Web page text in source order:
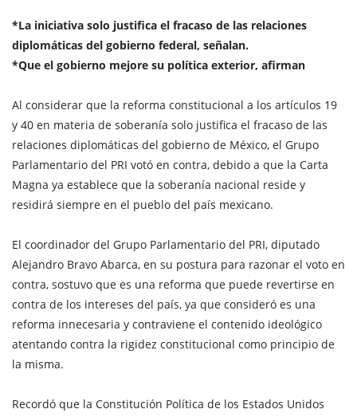
*La iniciativa solo justifica el fracaso de las relaciones
diplomáticas del gobierno federal, señalan.
*Que el gobierno mejore su política exterior, afirman
Al considerar que la reforma constitucional a los artículos 19
y 40 en materia de soberanía solo justifica el fracaso de las
relaciones diplomáticas del gobierno de México, el Grupo
Parlamentario del PRI votó en contra, debido a que la Carta
Magna ya establece que la soberanía nacional reside y
residirá siempre en el pueblo del país mexicano.
El coordinador del Grupo Parlamentario del PRI, diputado
Alejandro Bravo Abarca, en su postura para razonar el voto en
contra, sostuvo que es una reforma que puede revertirse en
contra de los intereses del país, ya que consideró es una
reforma innecesaria y contraviene el contenido ideológico
atentando contra la rigidez constitucional como principio de
la misma.
Recordó que la Constitución Política de los Estados Unidos